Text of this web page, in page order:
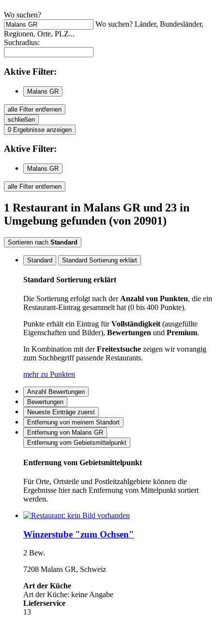
Wo suchen?
Wo suchen? Länder, Bundesländer,
Regionen, Orte, PLZ...
Suchradius:
Aktive Filter:
Malans GR
alle Filter entfernen
schließen
0 Ergebnisse anzeigen
Aktive Filter:
Malans GR
alle Filter entfernen
1 Restaurant in Malans GR und 23 in
Umgebung gefunden (von 20901)
Sortieren nach Standard
Standard Standard Sortierung erklärt
Standard Sortierung erklärt
Die Sortierung erfolgt nach derAnzahl von Punkten, die ein
Restaurant-Eintrag gesammelt hat (0 bis 400 Punkte).
Punkte erhält ein Eintrag fürVollständigkeit(ausgefüllte
Eigenschaften und Bilder), Bewertungen und Premium.
In Kombination mit derFreitextsuche zeigen wir vorrangig
zum Suchbegriff passende Restaurants.
mehr zu Punkten
Anzahl Bewertungen
Bewertungen
Neueste Einträge zuerst
Entfernung von meinem Standort
Entfernung von Malans GR
Entfernung vom Gebietsmittelpunkt
Entfernung vom Gebietsmittelpunkt
Für Orte, Ortsteile und Postleitzahlgebiete können die
Ergebnisse hier nach Entfernung vom Mittelpunkt sortiert
werden.
Winzerstube "zum Ochsen"
2 Bew.
7208 Malans GR, Schweiz
Art der Küche
Art der Küche: keine Angabe
Lieferservice
13